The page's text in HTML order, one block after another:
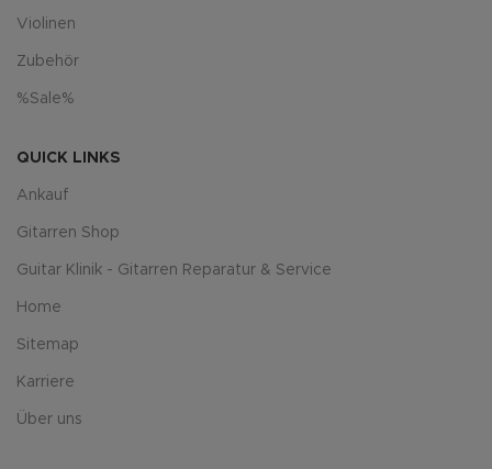
Violinen
Zubehör
%Sale%
QUICK LINKS
Ankauf
Gitarren Shop
Guitar Klinik - Gitarren Reparatur & Service
Home
Sitemap
Karriere
Über uns